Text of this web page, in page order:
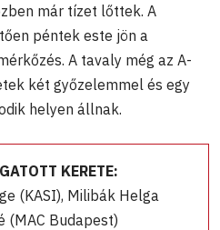
már tízet lőttek. A
péntek este jön a
A tavaly még az A-
két győzelemmel és egy
helyen állnak.
KERETE:
(KASI), Milibák Helga
(MAC Budapest)